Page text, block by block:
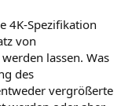
4K-Spezifikation
von
lassen. Was
des
vergrößerte